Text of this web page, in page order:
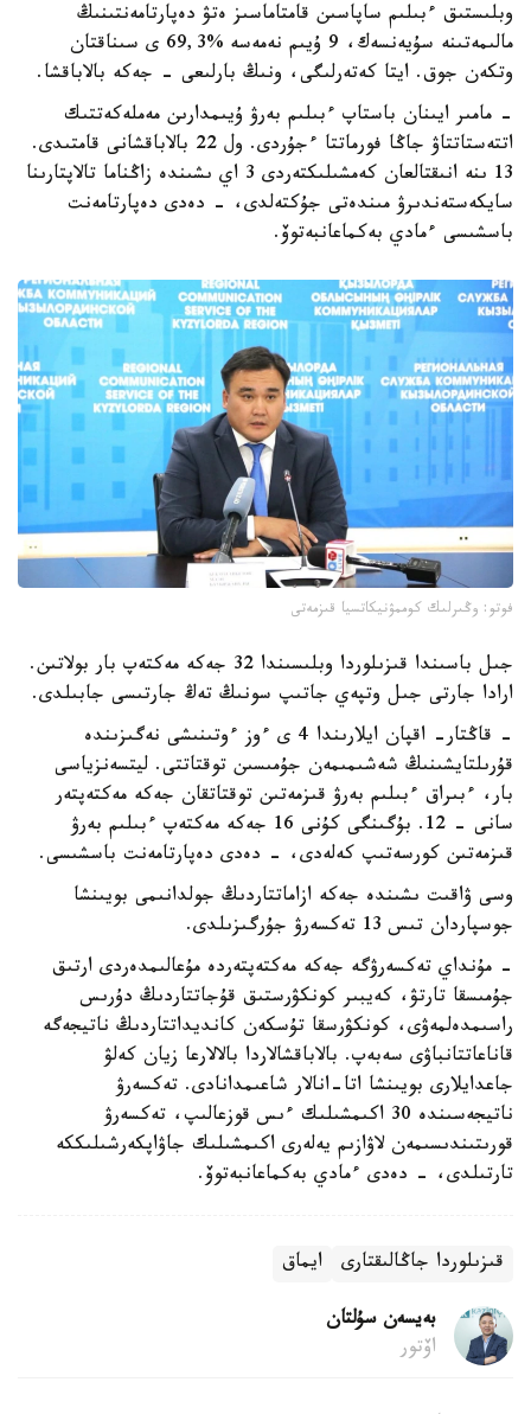
وبلىستىق ءبىلىم ساپاسىن قامتاماسىز ەتۋ دەپارتامەنتىنىڭ
مالىمەتىنە سۇيەنسەك، 9 ۇيىم نەمەسە %69,3 ى سىناقتان
وتكەن جوق. ايتا كەتەرلىگى، ونىڭ بارلىعى - جەكە بالاباقشا.
- مامىر ايىنان باستاپ ءبىلىم بەرۋ ۇيىمدارىن مەملەكەتتىك
اتتەستاتتاۋ جاڭا فورماتتا ءجۇردى. ول 22 بالاباقشانى قامتىدى.
13 ىنە انىقتالعان كەمشىلىكتەردى 3 اي ىشىندە زاڭناما تالاپتارىنا
سايكەستەندىرۋ مىندەتى جۇكتەلدى، - دەدى دەپارتامەنت
باسشىسى ءمادي بەكماعانبەتوۆ.
فوتو: وڭىرلىك كوممۋنيكاتسيا قىزمەتى
جىل باسىندا قىزىلوردا وبلىسىندا 32 جەكە مەكتەپ بار بولاتىن.
ارادا جارتى جىل وتپەي جاتىپ سونىڭ تەڭ جارتىسى جابىلدى.
- قاڭتار- اقپان ايلارىندا 4 ى ءوز ءوتىنىشى نەگىزىندە
قۇرىلتايشىنىڭ شەشىمىمەن جۇمىسىن توقتاتتى. ليتسەنزياسى
بار، ءبىراق ءبىلىم بەرۋ قىزمەتىن توقتاتقان جەكە مەكتەپتەر
سانى - 12. بۇگىنگى كۇنى 16 جەكە مەكتەپ ءبىلىم بەرۋ
قىزمەتىن كورسەتىپ كەلەدى، - دەدى دەپارتامەنت باسشىسى.
وسى ۋاقىت ىشىندە جەكە ازاماتتاردىڭ جولدانىمى بويىنشا
جوسپاردان تىس 13 تەكسەرۋ جۇرگىزىلدى.
- مۇنداي تەكسەرۋگە جەكە مەكتەپتەردە مۇعالىمدەردى ارتىق
جۇمىسقا تارتۋ، كەيبىر كونكۋرستىق قۇجاتتاردىڭ دۇرىس
راسىمدەلمەۋى، كونكۋرسقا تۇسكەن كانديداتتاردىڭ ناتيجەگە
قاناعاتتانباۋى سەبەپ. بالاباقشالاردا بالالارعا زيان كەلۋ
جاعدايلارى بويىنشا اتا-انالار شاعىمدانادى. تەكسەرۋ
ناتيجەسىندە 30 اكىمشىلىك ءىس قوزعالىپ، تەكسەرۋ
قورىتىندىسىمەن لاۋازىم يەلەرى اكىمشىلىك جاۋاپكەرشىلىككە
تارتىلدى، - دەدى ءمادي بەكماعانبەتوۆ.
قىزىلوردا جاڭالىقتارى ايماق
بەيسەن سۇلتان
اۆتور